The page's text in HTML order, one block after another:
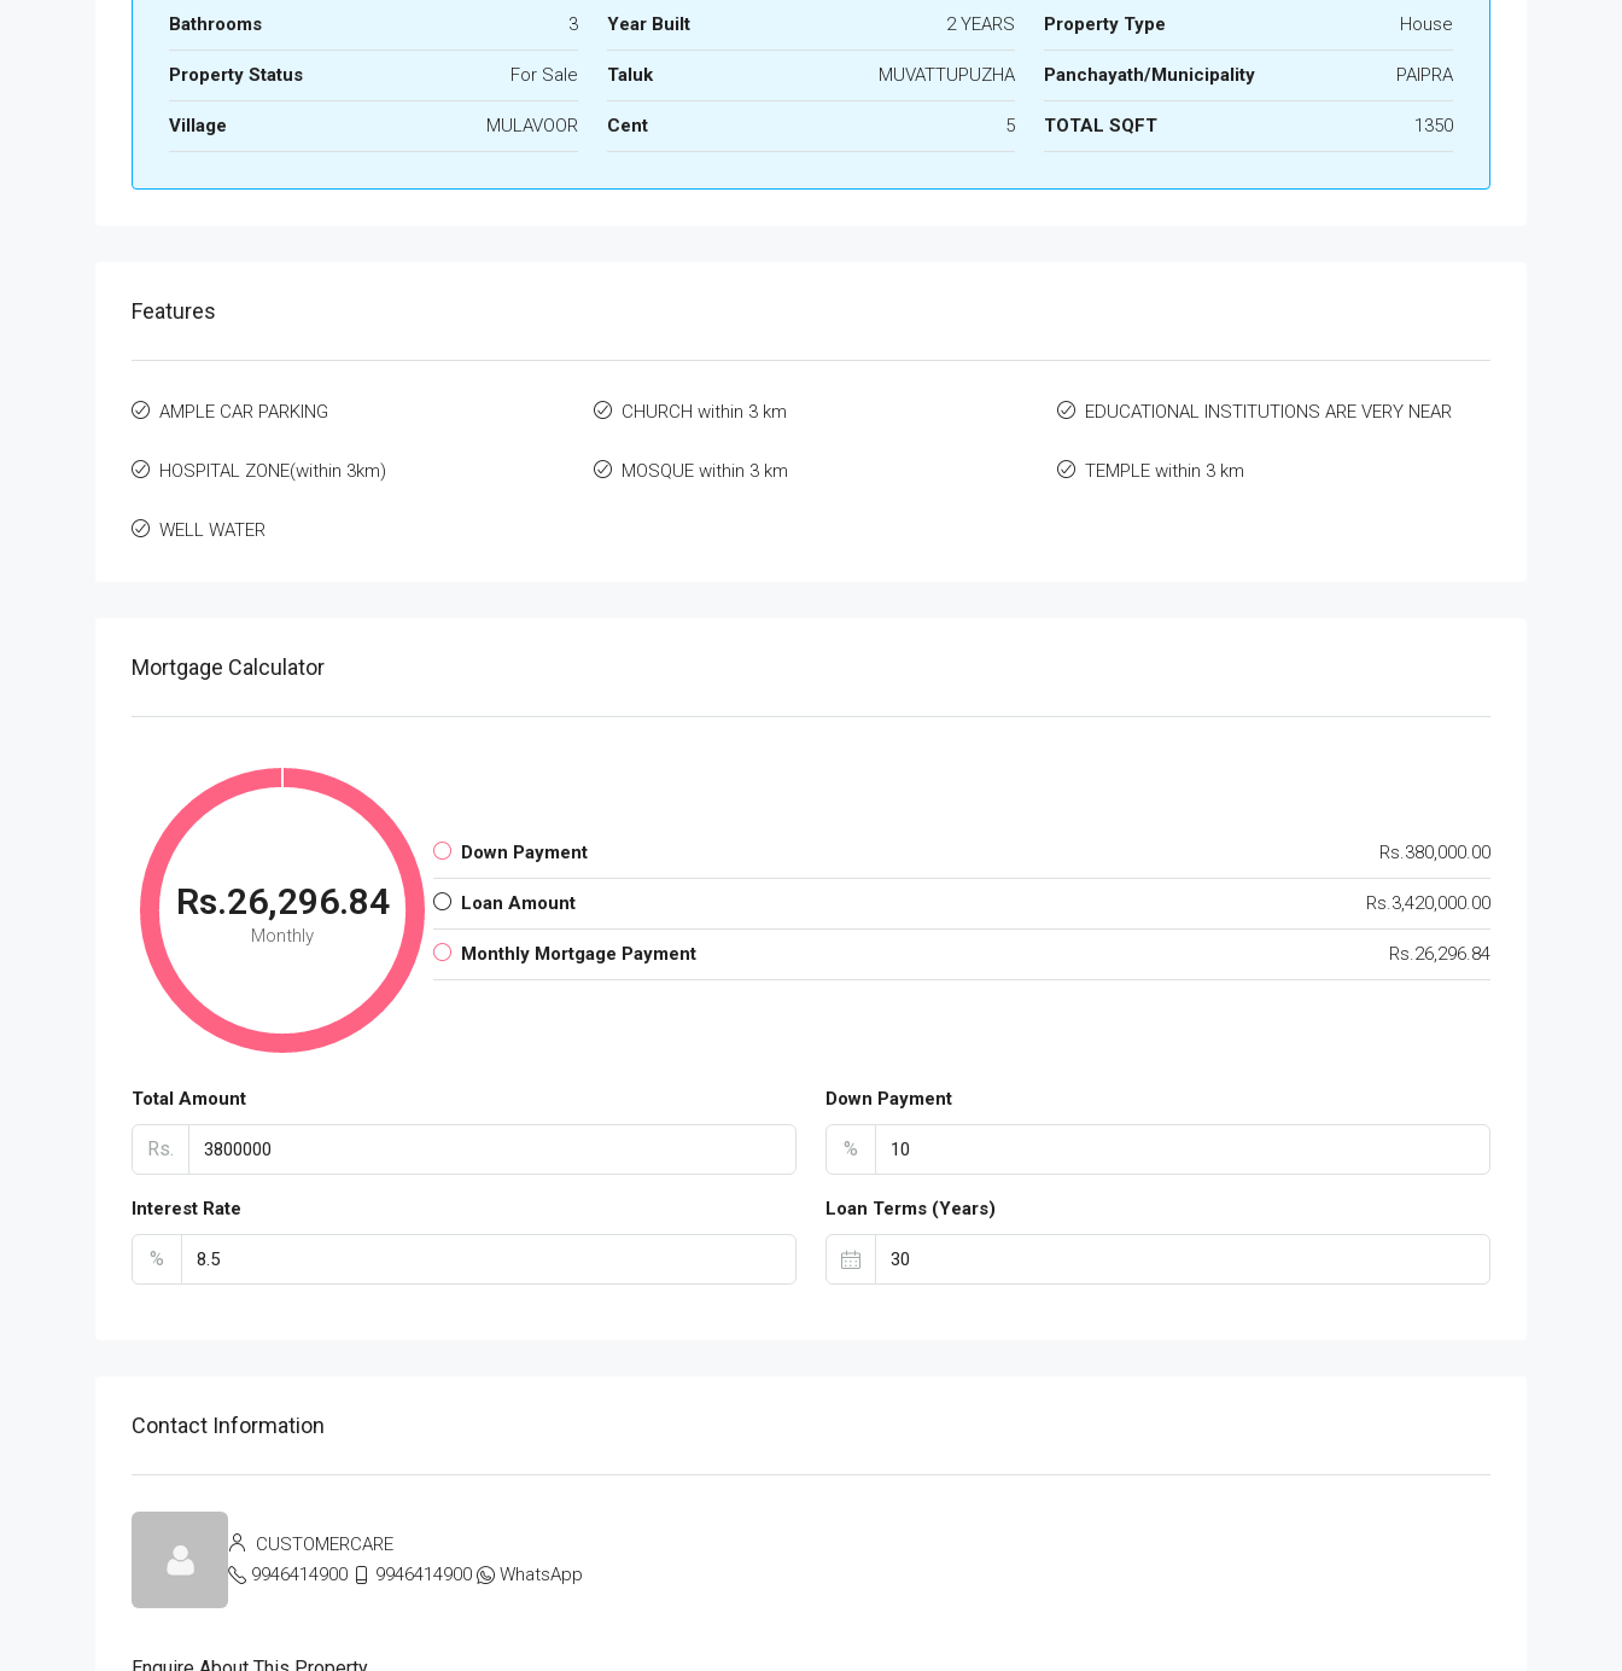
Bathrooms 3 Year Built 2 YEARS Property Type House
Property Status For Sale Taluk MUVATTUPUZHA Panchayath/Municipality PAIPRA
Village MULAVOOR Cent 5 TOTAL SQFT 1350
Features
AMPLE CAR PARKING CHURCH within 3 km EDUCATIONAL INSTITUTIONS ARE VERY NEAR
HOSPITAL ZONE(within 3km) MOSQUE within 3 km TEMPLE within 3 km
WELL WATER
Mortgage Calculator
Rs.26,296.84
Monthly
Down Payment Rs.380,000.00
Loan Amount Rs.3,420,000.00
Monthly Mortgage Payment Rs.26,296.84
Total Amount
Rs.
Down Payment
%
Interest Rate
%
Loan Terms (Years)
Contact Information
CUSTOMERCARE
9946414900
9946414900 WhatsApp